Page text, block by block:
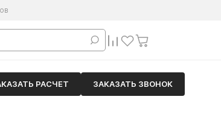
РАСЧЕТ ЗАКАЗАТЬ ЗВОНОК